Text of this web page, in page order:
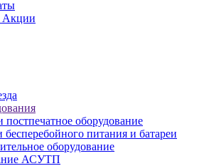
Акции
постпечатное оборудование
питания и батареи
оборудование
АСУТП